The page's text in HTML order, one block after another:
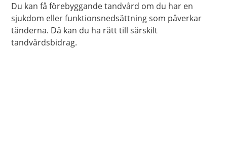
Du kan få förebyggande tandvård om du har en
sjukdom eller funktionsnedsättning som påverkar
tänderna. Då kan du ha rätt till särskilt
tandvårdsbidrag.